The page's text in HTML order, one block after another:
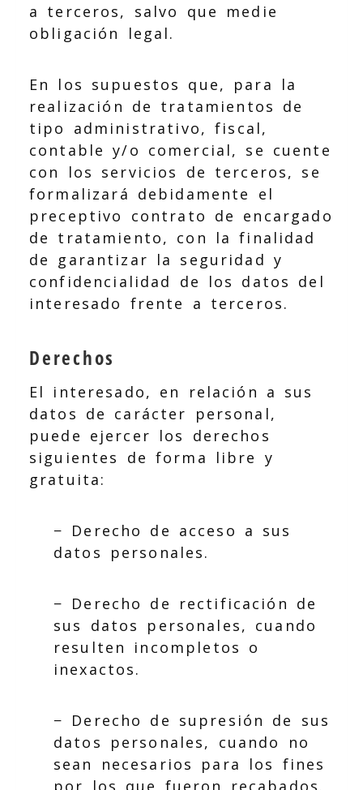
a terceros, salvo que medie
obligación legal.
En los supuestos que, para la
realización de tratamientos de
tipo administrativo, fiscal,
contable y/o comercial, se cuente
con los servicios de terceros, se
formalizará debidamente el
preceptivo contrato de encargado
de tratamiento, con la finalidad
de garantizar la seguridad y
confidencialidad de los datos del
interesado frente a terceros.
Derechos
El interesado, en relación a sus
datos de carácter personal,
puede ejercer los derechos
siguientes de forma libre y
gratuita:
− Derecho de acceso a sus
datos personales.
− Derecho de rectificación de
sus datos personales, cuando
resulten incompletos o
inexactos.
− Derecho de supresión de sus
datos personales, cuando no
sean necesarios para los fines
por los que fueron recabados.